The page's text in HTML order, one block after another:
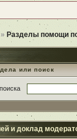
»Разделы помощи
или поиск
и доклад